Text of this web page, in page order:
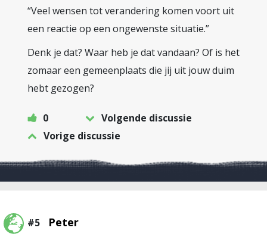
“Veel wensen tot verandering komen voort uit
een reactie op een ongewenste situatie.”
Denk je dat? Waar heb je dat vandaan? Of is het
zomaar een gemeenplaats die jij uit jouw duim
hebt gezogen?
0
Volgende discussie
Vorige discussie
#5 Peter